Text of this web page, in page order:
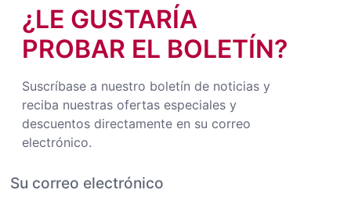
¿LE GUSTARÍA
PROBAR EL BOLETÍN?
Suscríbase a nuestro boletín de noticias y
reciba nuestras ofertas especiales y
descuentos directamente en su correo
electrónico.